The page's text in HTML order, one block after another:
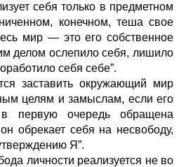
себя только в предметном
конечном, теша свое
мир — это его собственное
делом ослепило себя, лишило
себя себе”.
заставить окружающий мир
целям и замыслам, если его
в первую очередь обращена
обрекает себя на несвободу,
Я”.
личности реализуется не во